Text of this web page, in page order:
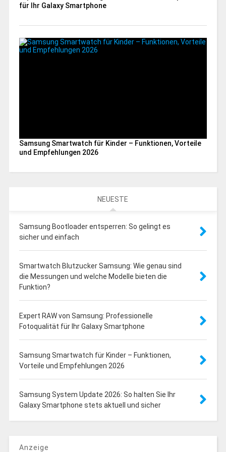
für Ihr Galaxy Smartphone
Samsung Smartwatch für Kinder – Funktionen, Vorteile
und Empfehlungen 2026
NEUESTE
Samsung Bootloader entsperren: So gelingt es
sicher und einfach
Smartwatch Blutzucker Samsung: Wie genau sind
die Messungen und welche Modelle bieten die
Funktion?
Expert RAW von Samsung: Professionelle
Fotoqualität für Ihr Galaxy Smartphone
Samsung Smartwatch für Kinder – Funktionen,
Vorteile und Empfehlungen 2026
Samsung System Update 2026: So halten Sie Ihr
Galaxy Smartphone stets aktuell und sicher
Anzeige